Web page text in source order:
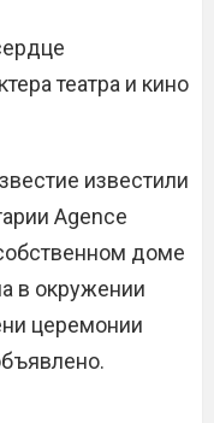
театра и кино
известили
Agence
доме
в окружении
церемонии